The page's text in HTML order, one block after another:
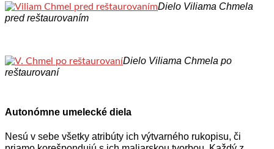
Dielo Viliama Chmela
pred reštaurovaním
Dielo Viliama Chmela po
reštaurovaní
Autonómne umelecké diela
Nesú v sebe všetky atribúty ich výtvarného rukopisu, či